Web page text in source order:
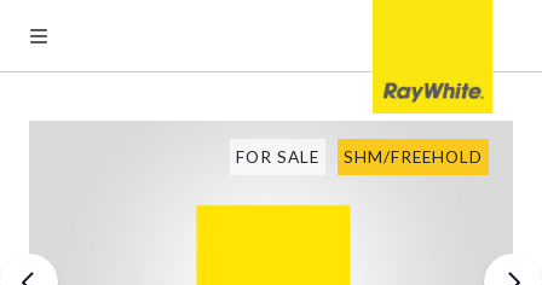
FOR SALE SHM/FREEHOLD